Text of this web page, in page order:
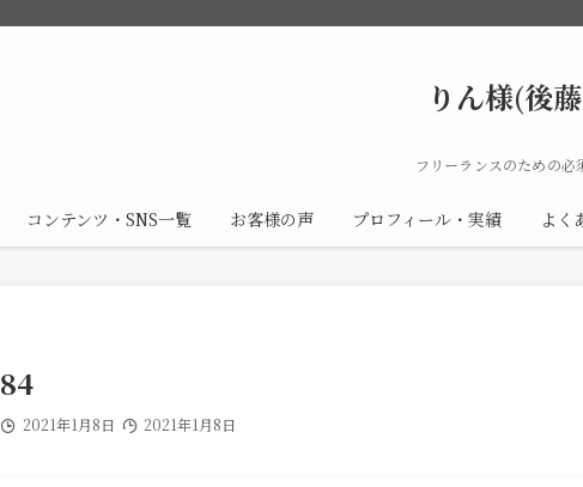
りん様(後
フリーランスのための必
コンテンツ・SNS一覧 お客様の声 プロフィール・実績 よく
84
2021年1月8日 2021年1月8日